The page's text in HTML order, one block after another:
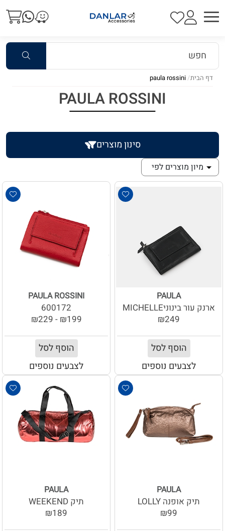
דף הבית paula rossini
PAULA ROSSINI
סינון מוצרים
מיון מוצרים לפי
PAULA
ארנק עור בינוניMICHELLE
₪249
הוסף לסל
לצבעים נוספים
PAULA ROSSINI
600172
₪199 - ₪229
הוסף לסל
לצבעים נוספים
PAULA
תיק אופנה LOLLY
₪99
PAULA
תיק WEEKEND
₪189